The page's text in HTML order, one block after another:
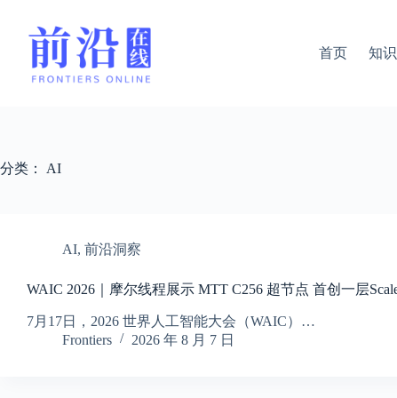
首页 知
分类： AI
AI, 前沿洞察
WAIC 2026｜摩尔线程展示 MTT C256 超节点 首创一层
7月17日，2026 世界人工智能大会（WAIC）…
Frontiers
2026 年 8 月 7 日